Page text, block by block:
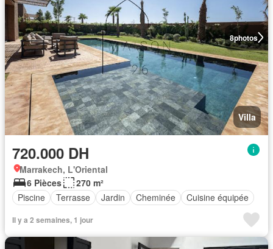
8photos
Villa
720.000 DH
Marrakech, L'Oriental
6 Pièces
270 m²
Piscine
Terrasse Jardin Cheminée Cuisine équipée
Il y a 2 semaines, 1 jour